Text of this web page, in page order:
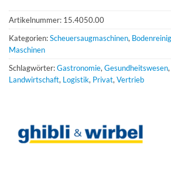
Artikelnummer: 15.4050.00
Kategorien:Scheuersaugmaschinen,
Maschinen
Schlagwörter:Gastronomie,Gesundheitswesen,
Landwirtschaft, Logistik, Privat,Vertrieb